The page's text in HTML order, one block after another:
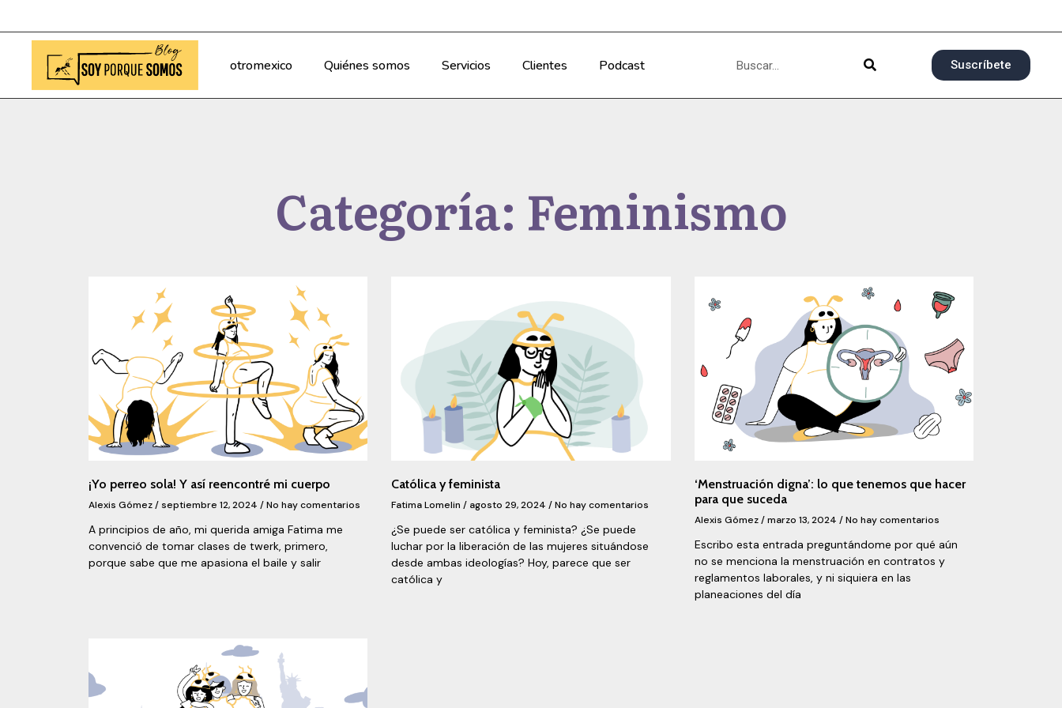
otromexico Quiénes somos Servicios Clientes Podcast Suscríbete
Categoría: Feminismo
¡Yo perreo sola! Y así reencontré mi cuerpo
Alexis Gómez septiembre 12, 2024 No hay comentarios
A principios de año, mi querida amiga Fatima me
convenció de tomar clases de twerk, primero,
porque sabe que me apasiona el baile y salir
Católica y feminista
Fatima Lomelin agosto 29, 2024 No hay comentarios
¿Se puede ser católica y feminista? ¿Se puede
luchar por la liberación de las mujeres situándose
desde ambas ideologías? Hoy, parece que ser
católica y
‘Menstruación digna’: lo que tenemos que hacer
para que suceda
Alexis Gómez marzo 13, 2024 No hay comentarios
Escribo esta entrada preguntándome por qué aún
no se menciona la menstruación en contratos y
reglamentos laborales, y ni siquiera en las
planeaciones del día